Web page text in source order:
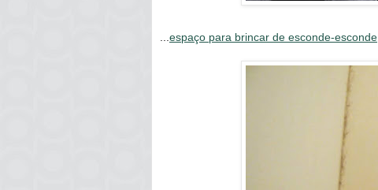
espaço para brincar de esconde-esconde